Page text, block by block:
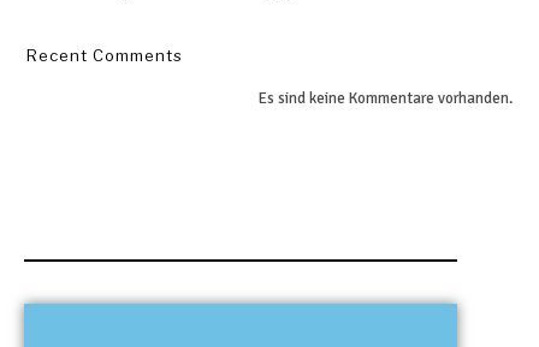
Recent Comments
Es sind keine Kommentare vorhanden.